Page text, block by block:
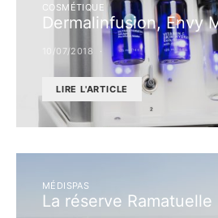
COSMÉTIQUE
Dermalinfusion, Envy
10/07/2018
LIRE L'ARTICLE
MÉDISPAS
La réserve Ramatuelle